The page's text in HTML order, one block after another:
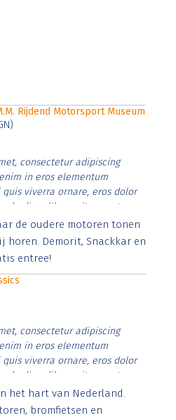
Rijdend Motorsport Museum
consectetur adipiscing
in eros elementum
viverra ornare, eros dolor
diam libero vitae erat.
cursus id rutrum lorem
risus tristique posuere.
de oudere motoren tonen
horen. Demorit, Snackkar en
entree!
consectetur adipiscing
in eros elementum
viverra ornare, eros dolor
diam libero vitae erat.
cursus id rutrum lorem
risus tristique posuere.
het hart van Nederland.
bromfietsen en